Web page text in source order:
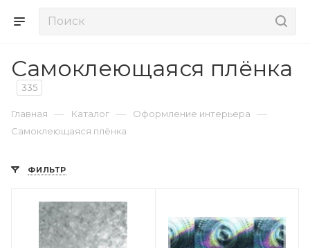
Самоклеющаяся плёнка
335
Главная — Каталог — Оформление интерьера —
Самоклеющаяся плёнка
ФИЛЬТР